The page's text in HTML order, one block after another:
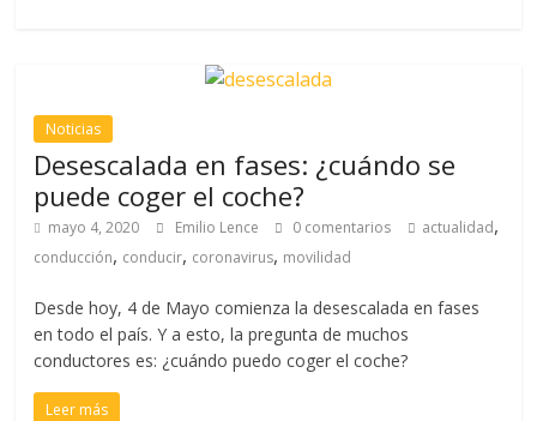
Noticias
Desescalada en fases: ¿cuándo se
puede coger el coche?
mayo 4, 2020 Emilio Lence 0 comentarios actualidad,
conducción, conducir, coronavirus, movilidad
Desde hoy, 4 de Mayo comienza la desescalada en fases
en todo el país. Y a esto, la pregunta de muchos
conductores es: ¿cuándo puedo coger el coche?
Leer más